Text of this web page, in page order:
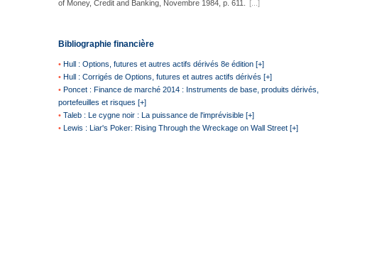
of Money, Credit and Banking, Novembre 1984, p. 611.
[...]
Bibliographie financière
• Hull : Options, futures et autres actifs dérivés 8e édition [+]
• Hull : Corrigés de Options, futures et autres actifs dérivés [+]
• Poncet : Finance de marché 2014 : Instruments de base, produits dérivés,
portefeuilles et risques [+]
• Taleb : Le cygne noir : La puissance de l'imprévisible [+]
• Lewis : Liar's Poker: Rising Through the Wreckage on Wall Street [+]